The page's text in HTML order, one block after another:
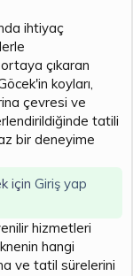
ihtiyaç
çıkaran
koyları,
çevresi ve
tatili
bir deneyime
için Giriş yap
hizmetleri
hangi
ve tatil sürelerini